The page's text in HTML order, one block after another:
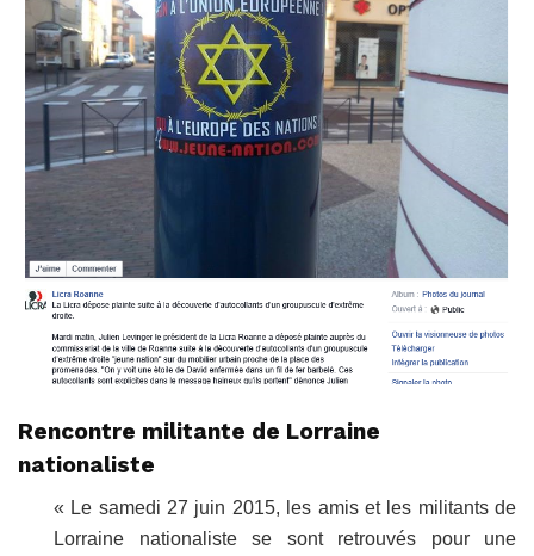
Rencontre militante de Lorraine
nationaliste
« Le samedi 27 juin 2015, les amis et les militants de
Lorraine nationaliste se sont retrouvés pour une